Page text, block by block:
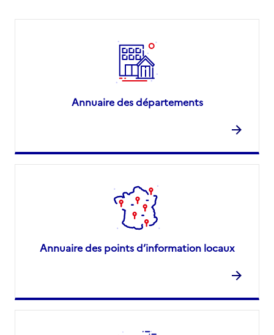
Annuaire des départements
Annuaire des points d’information locaux